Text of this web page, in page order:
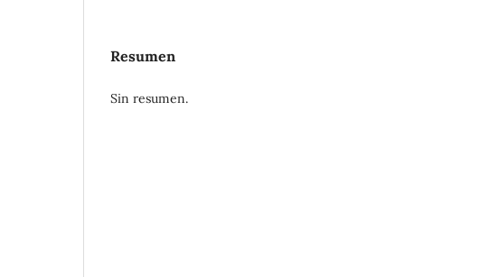
Resumen
Sin resumen.